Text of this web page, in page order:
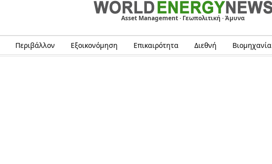
Asset Management · Γεωπολιτική · Άμυνα
Περιβάλλον Εξοικονόμηση Επικαιρότητα Διεθνή Βιομηχανία